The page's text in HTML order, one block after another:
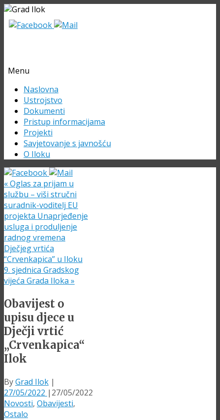
Menu
Skip
content
Naslovna
Ustrojstvo
Dokumenti
Pristup informacijama
Projekti
Savjetovanje s javnošću
O Iloku
«Oglas za prijam u
službu – viši stručni
suradnik-voditelj EU
projekta Unaprjeđenje
usluga i produljenje
radnog vremena
Dječjeg vrtića
“Crvenkapica” u Iloku
9. sjednica Gradskog
vijeća Grada Iloka »
Obavijest o
upisu djece u
Dječji vrtić
„Crvenkapica“
Ilok
ByGrad Ilok |
27/05/2022 | 27/05/2022
Novosti, Obavijesti,
Ostalo